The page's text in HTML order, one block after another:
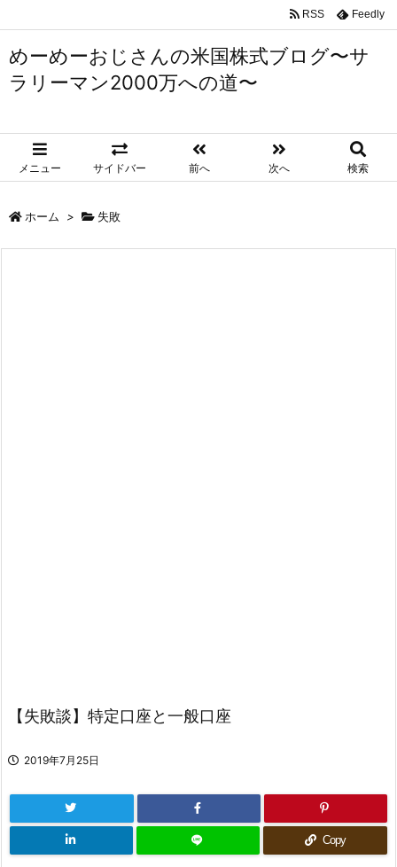
めーめーおじさんの米国株式ブログ〜サ
ラリーマン2000万への道〜
メニュー サイドバー 前へ 次へ 検索
RSS Feedly
ホーム > 失敗
【失敗談】特定口座と一般口座
2019年7月25日
Copy